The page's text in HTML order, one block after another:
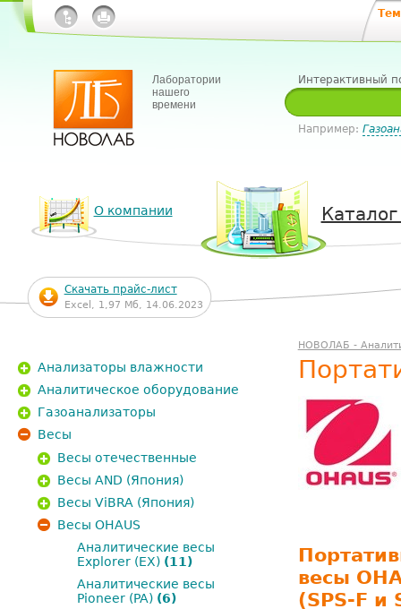
Лаборатории
нашего
времени
Интерактивный
Например:
О компании
Скачать прайс-лист
Excel, 1,97 Мб, 14.06.2023
НОВОЛАБ -
весы
(SPS-F и
Анализаторы влажности
Аналитическое оборудование
Газоанализаторы
Весы
Весы отечественные
Весы AND (Япония)
Весы ViBRA (Япония)
Весы OHAUS
Аналитические весы
Explorer (EX) (11)
Аналитические весы
Pioneer (PA) (6)